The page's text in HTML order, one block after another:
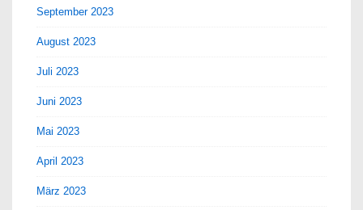
September 2023
August 2023
Juli 2023
Juni 2023
Mai 2023
April 2023
März 2023